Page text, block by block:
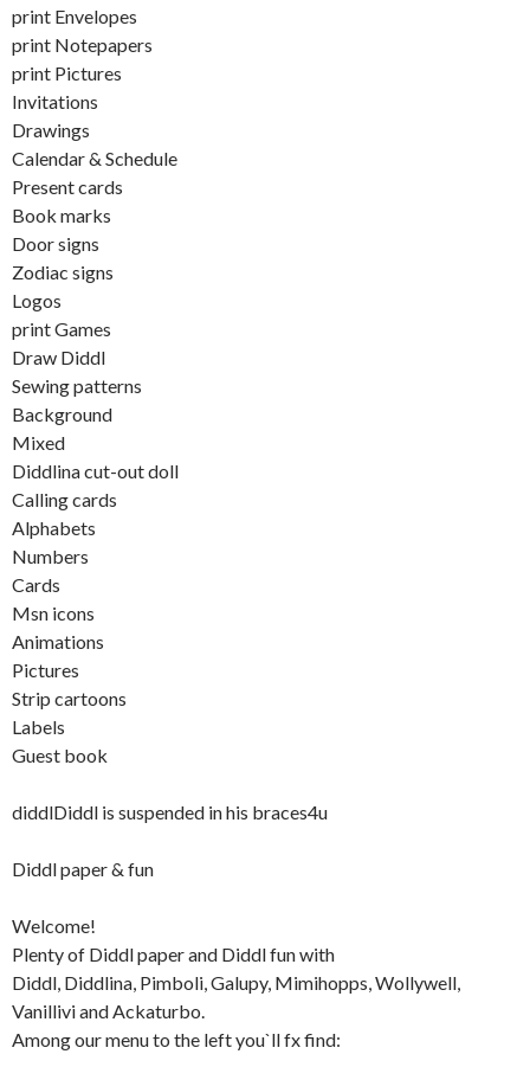
print Envelopes
print Notepapers
print Pictures
Invitations
Drawings
Calendar & Schedule
Present cards
Book marks
Door signs
Zodiac signs
Logos
print Games
Draw Diddl
Sewing patterns
Background
Mixed
Diddlina cut-out doll
Calling cards
Alphabets
Numbers
Cards
Msn icons
Animations
Pictures
Strip cartoons
Labels
Guest book
diddlDiddl is suspended in his braces4u
Diddl paper & fun
Welcome!
Plenty of Diddl paper and Diddl fun with
Diddl, Diddlina, Pimboli, Galupy, Mimihopps, Wollywell,
Vanillivi and Ackaturbo.
Among our menu to the left you`ll fx find: